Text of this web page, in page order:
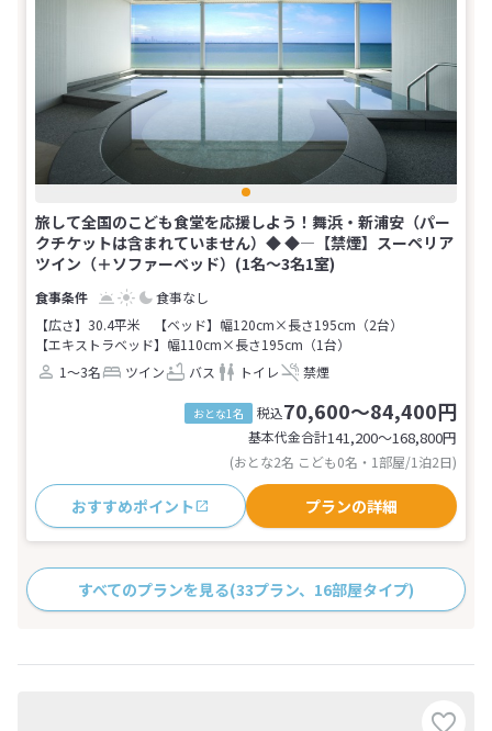
旅して全国のこども食堂を応援しよう！舞浜・新浦安（パー
クチケットは含まれていません）◆ ◆―【禁煙】スーペリア
ツイン（＋ソファーベッド）(1名～3名1室)
食事なし
【広さ】30.4平米
【ベッド】幅120cm×長さ195cm（2台）
【エキストラベッド】幅110cm×長さ195cm（1台）
1～3名
ツイン バス トイレ 禁煙
おとな1名 税込70,600～84,400円
基本代金合計141,200〜168,800円
(おとな2名 こども0名・1部屋/1泊2日)
おすすめポイント プランの詳細
すべてのプランを見る(33プラン、16部屋タイプ)